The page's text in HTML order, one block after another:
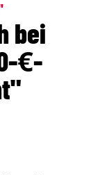
bei
€-